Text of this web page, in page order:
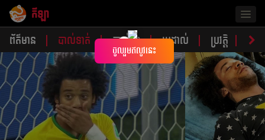
កីឡា
ព័ត៌មាន បាល់ទាត់ បាល់ទះ ប្រដាល់ ប្រវត្តិ​​ វិភា
×
ចូលរួមឥលូវនេះ